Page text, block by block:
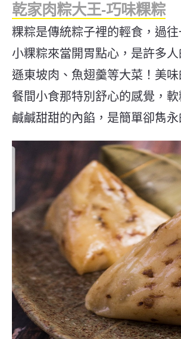
乾家肉粽大王-巧味粿粽
粿粽是傳統粽子裡的輕食，過
小粿粽來當開胃點心，是許多
遜東坡肉、魚翅羹等大菜！美
餐間小食那特別舒心的感覺，
鹹鹹甜甜的內餡，是簡單卻雋永